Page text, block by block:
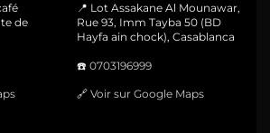
de
📍 Lot Assakane Al Mounawar,
Rue 93, Imm Tayba 50 (BD
Hayfa ain chock), Casablanca
☎️ 0703196999
🔗 Voir sur Google Maps